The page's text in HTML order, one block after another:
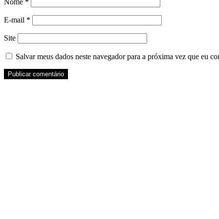
E-mail *
Site
Salvar meus dados neste navegador para a próxima vez que eu